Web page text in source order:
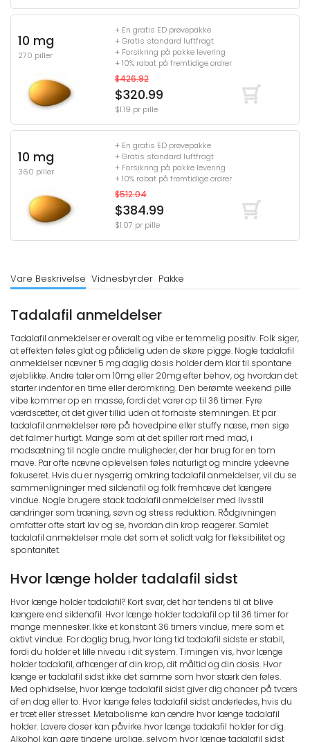
10 mg
270 piller
+ En gratis ED prøvepakke
+ Gratis standard luftfragt
+ Forsikring på pakke levering
+ 10% rabat på fremtidige ordrer
$426.92
$320.99
$1.19 pr pille
10 mg
360 piller
+ En gratis ED prøvepakke
+ Gratis standard luftfragt
+ Forsikring på pakke levering
+ 10% rabat på fremtidige ordrer
$512.04
$384.99
$1.07 pr pille
Vare Beskrivelse Vidnesbyrder Pakke
Tadalafil anmeldelser
Tadalafil anmeldelser er overalt og vibe er temmelig positiv. Folk siger,
at effekten føles glat og pålidelig uden de skøre pigge. Nogle tadalafil
anmeldelser nævner 5 mg daglig dosis holder dem klar til spontane
øjeblikke. Andre taler om 10mg eller 20mg efter behov, og hvordan det
starter indenfor en time eller deromkring. Den berømte weekend pille
vibe kommer op en masse, fordi det varer op til 36 timer. Fyre
værdsætter, at det giver tillid uden at forhaste stemningen. Et par
tadalafil anmeldelser røre på hovedpine eller stuffy næse, men sige
det falmer hurtigt. Mange som at det spiller rart med mad, i
modsætning til nogle andre muligheder, der har brug for en tom
mave. Par ofte nævne oplevelsen føles naturligt og mindre ydeevne
fokuseret. Hvis du er nysgerrig omkring tadalafil anmeldelser, vil du se
sammenligninger med sildenafil og folk fremhæve det længere
vindue. Nogle brugere stack tadalafil anmeldelser med livsstil
ændringer som træning, søvn og stress reduktion. Rådgivningen
omfatter ofte start lav og se, hvordan din krop reagerer. Samlet
tadalafil anmeldelser male det som et solidt valg for fleksibilitet og
spontanitet.
Hvor længe holder tadalafil sidst
Hvor længe holder tadalafil? Kort svar, det har tendens til at blive
længere end sildenafil. Hvor længe holder tadalafil op til 36 timer for
mange mennesker. Ikke et konstant 36 timers vindue, mere som et
aktivt vindue. For daglig brug, hvor lang tid tadalafil sidste er stabil,
fordi du holder et lille niveau i dit system. Timingen vis, hvor længe
holder tadalafil, afhænger af din krop, dit måltid og din dosis. Hvor
længe er tadalafil sidst ikke det samme som hvor stærk den føles.
Med ophidselse, hvor længe tadalafil sidst giver dig chancer på tværs
af en dag eller to. Hvor længe føles tadalafil sidst anderledes, hvis du
er træt eller stresset. Metabolisme kan ændre hvor længe tadalafil
holder. Lavere doser kan påvirke hvor længe tadalafil holder for dig.
Alkohol kan gøre tingene urolige, selvom hvor længe tadalafil sidst